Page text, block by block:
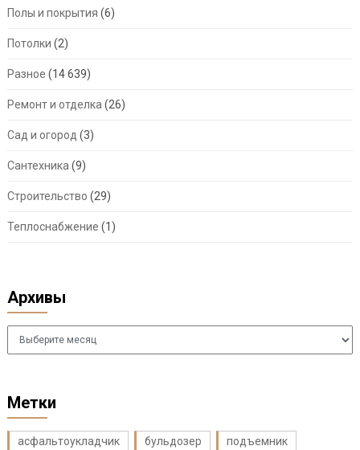
Полы и покрытия (6)
Потолки (2)
Разное (14 639)
Ремонт и отделка (26)
Сад и огород (3)
Сантехника (9)
Строительство (29)
Теплоснабжение (1)
Архивы
Архивы
Метки
асфальтоукладчик бульдозер подъемник